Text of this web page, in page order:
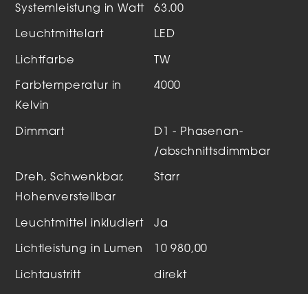
Systemleistung in Watt 63.00
Leuchtmittelart LED
Lichtfarbe TW
Farbtemperatur in
Kelvin
4000
Dimmart
D1 - Phasenan-
/abschnittsdimmbar
Dreh, Schwenkbar,
Hohenverstellbar
Starr
Leuchtmittel inkludiert Ja
Lichtleistung in Lumen 10 980,00
Lichtaustritt direkt